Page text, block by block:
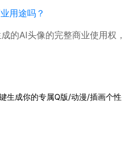
用途吗？
的AI头像的完整商业使用
生成你的专属Q版/动漫/插画个